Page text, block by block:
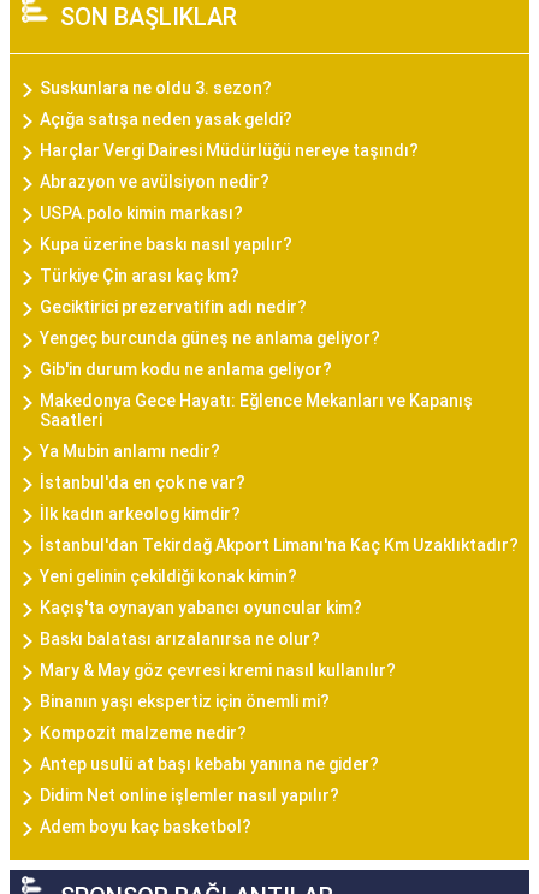
SON BAŞLIKLAR
Suskunlara ne oldu 3. sezon?
Açığa satışa neden yasak geldi?
Harçlar Vergi Dairesi Müdürlüğü nereye taşındı?
Abrazyon ve avülsiyon nedir?
USPA.polo kimin markası?
Kupa üzerine baskı nasıl yapılır?
Türkiye Çin arası kaç km?
Geciktirici prezervatifin adı nedir?
Yengeç burcunda güneş ne anlama geliyor?
Gib'in durum kodu ne anlama geliyor?
Makedonya Gece Hayatı: Eğlence Mekanları ve Kapanış
Saatleri
Ya Mubin anlamı nedir?
İstanbul'da en çok ne var?
İlk kadın arkeolog kimdir?
İstanbul'dan Tekirdağ Akport Limanı'na Kaç Km Uzaklıktadır?
Yeni gelinin çekildiği konak kimin?
Kaçış'ta oynayan yabancı oyuncular kim?
Baskı balatası arızalanırsa ne olur?
Mary & May göz çevresi kremi nasıl kullanılır?
Binanın yaşı ekspertiz için önemli mi?
Kompozit malzeme nedir?
Antep usulü at başı kebabı yanına ne gider?
Didim Net online işlemler nasıl yapılır?
Adem boyu kaç basketbol?